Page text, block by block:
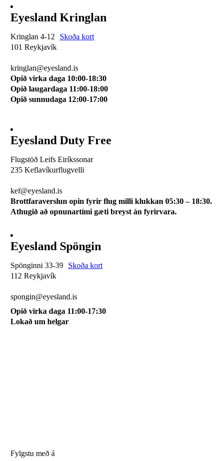
Eyesland Kringlan
Kringlan 4-12
Skoða kort
101 Reykjavík
kringlan@eyesland.is
Opið virka daga 10:00-18:30
Opið laugardaga 11:00-18:00
Opið sunnudaga 12:00-17:00
Eyesland Duty Free
Flugstöð Leifs Eiríkssonar
235 Keflavíkurflugvelli
kef@eyesland.is
Brottfaraverslun opin fyrir flug milli klukkan 05:30 – 18:30.
Athugið að opnunartími gæti breyst án fyrirvara.
Eyesland Spöngin
Spönginni 33-39
Skoða kort
112 Reykjavík
spongin@eyesland.is
Opið virka daga 11:00-17:30
Lokað um helgar
Fylgstu með á